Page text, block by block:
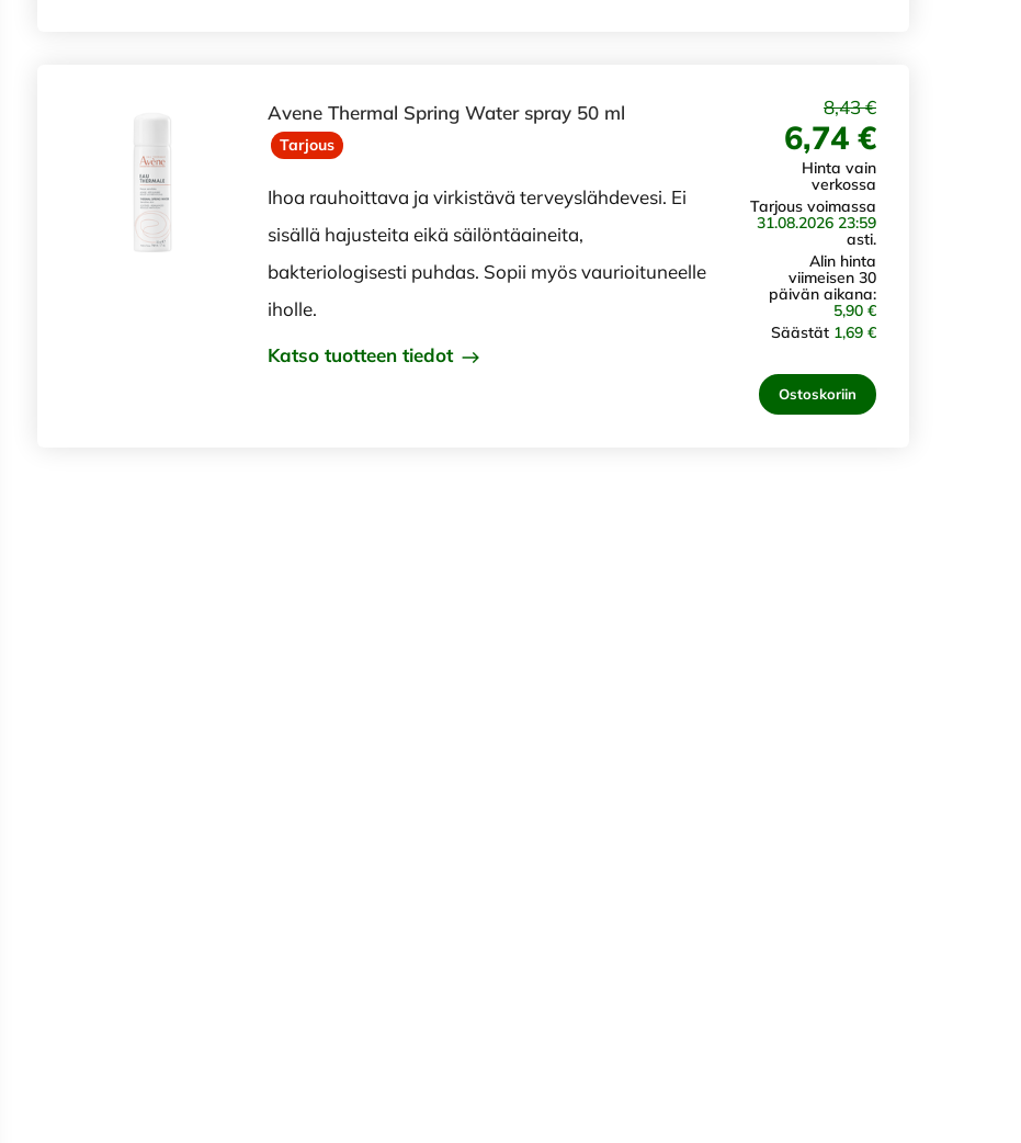
Avene Thermal Spring Water spray 50 ml
Tarjous
Ihoa rauhoittava ja virkistävä terveyslähdevesi. Ei
sisällä hajusteita eikä säilöntäaineita,
bakteriologisesti puhdas. Sopii myös vaurioituneelle
iholle.
Katso tuotteen tiedot
8,43 €
6,74 €
Hinta vain
verkossa
Tarjous voimassa
31.08.2026 23:59
asti.
Alin hinta
viimeisen 30
päivän aikana:
5,90 €
Säästät 1,69 €
Ostoskoriin